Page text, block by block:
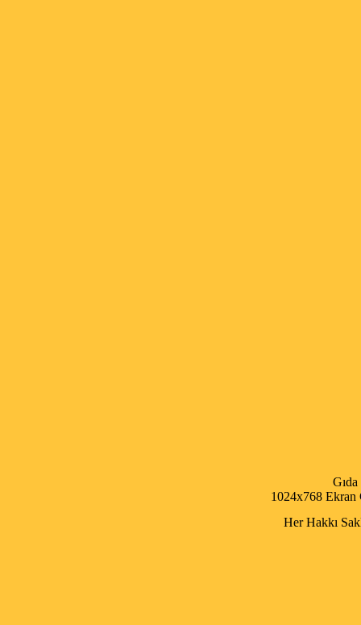
1024x768 Ekran
Her Hakkı